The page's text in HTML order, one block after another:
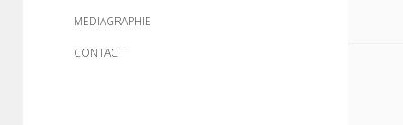
MEDIAGRAPHIE
CONTACT